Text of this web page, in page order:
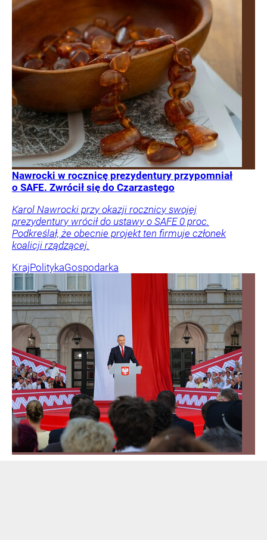
Nawrocki w rocznicę prezydentury przypomniał
o SAFE. Zwrócił się do Czarzastego
Karol Nawrocki przy okazji rocznicy swojej
prezydentury wrócił do ustawy o SAFE 0 proc.
Podkreślał, że obecnie projekt ten firmuje członek
koalicji rządzącej.
KrajPolitykaGospodarka